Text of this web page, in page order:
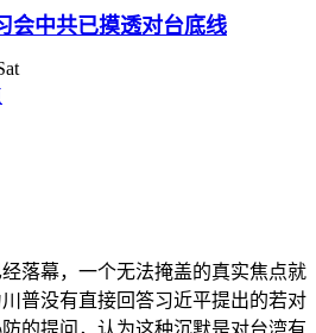
会中共已摸透对台底线
经落幕，一个无法掩盖的真实焦点就
普没有直接回答习近平提出的若对
的提问，认为这种沉默是对台湾有